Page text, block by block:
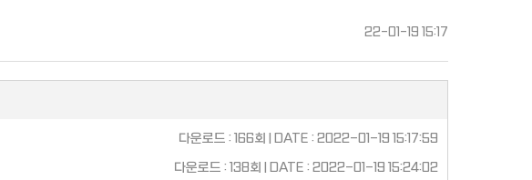
22-01-19 15:17
다운로드 : 166회 | DATE : 2022-01-19 15:17:59
다운로드 : 138회 | DATE : 2022-01-19 15:24:02